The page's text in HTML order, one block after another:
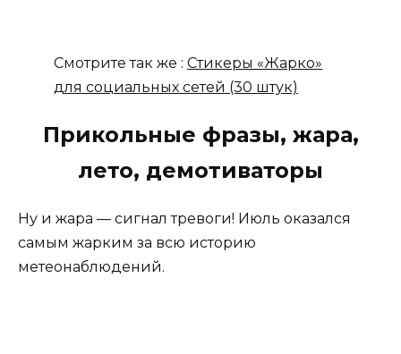
Смотрите так же : Стикеры «Жарко»
для социальных сетей (30 штук)
Прикольные фразы, жара,
лето, демотиваторы
Ну и жара — сигнал тревоги! Июль оказался
самым жарким за всю историю
метеонаблюдений.